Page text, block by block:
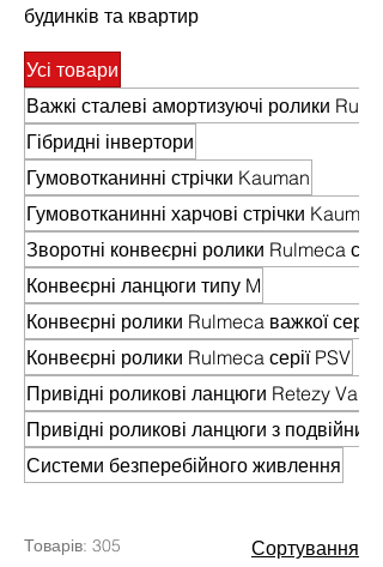
будинків та квартир
Усі товари
Важкі сталеві амортизуючі ролики
Гібридні інвертори
Гумовотканинні стрічки Kauman
Гумовотканинні харчові стрічки Kauman
Зворотні конвеєрні ролики Rulmeca
Конвеєрні ланцюги типу M
Конвеєрні ролики Rulmeca важкої серії
Конвеєрні ролики Rulmeca серії PSV
Привідні роликові ланцюги Retezy
Привідні роликові ланцюги з подвійним
Системи безперебійного живлення
Товарів: 305 Сортування